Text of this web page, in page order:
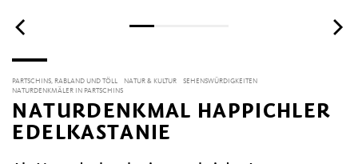
PARTSCHINS, RABLAND UND TÖLL NATUR & KULTUR
SEHENSWÜRDIGKEITEN
NATURDENKMÄLER IN PARTSCHINS
NATURDENKMAL HAPPICHLER
EDELKASTANIE